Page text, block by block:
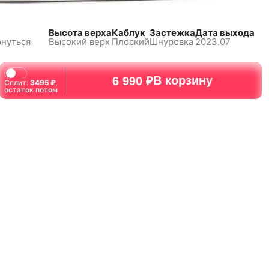
Высота верха
Высокий верх
Каблук
Плоский
Застежка
Шнуровка
Дата выхода
2023.07
Сплит:3495 ₽,
остаток потом
6 990 ₽В корзину